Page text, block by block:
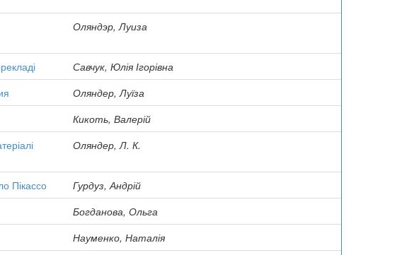
Оляндэр, Луиза
Савчук, Юлія Ігорівна
Оляндер, Луїза
Кикоть, Валерій
Оляндер, Л. К.
Пікассо
Гурдуз, Андрій
Богданова, Ольга
Науменко, Наталія